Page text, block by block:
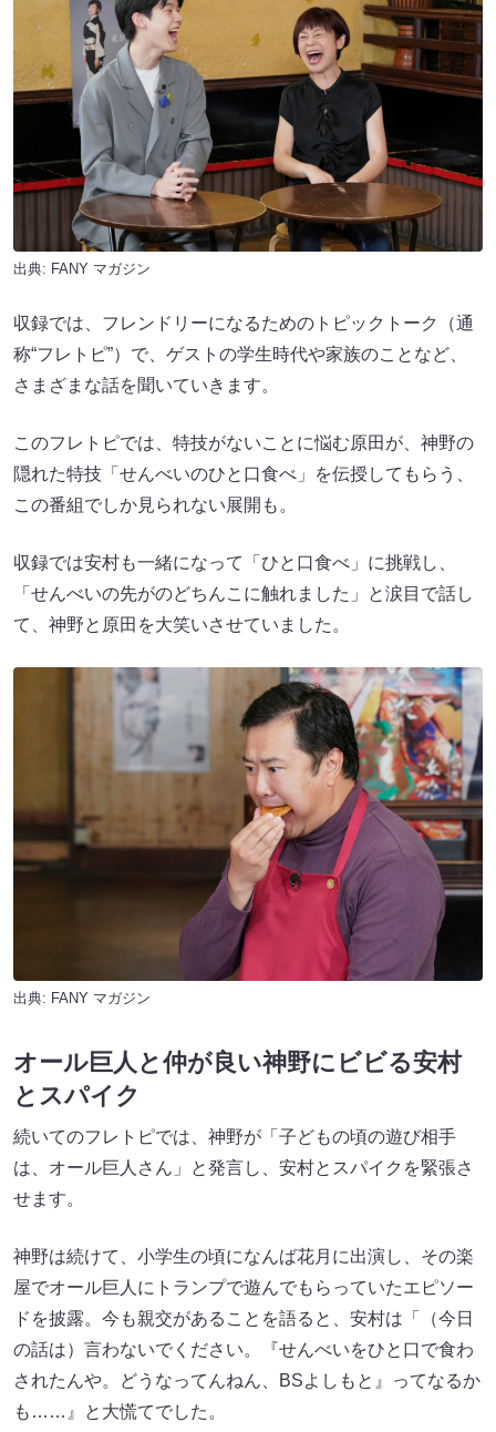
出典: FANY マガジン
収録では、フレンドリーになるためのトピックトーク（通
称“フレトピ”）で、ゲストの学生時代や家族のことなど、
さまざまな話を聞いていきます。
このフレトピでは、特技がないことに悩む原田が、神野の
隠れた特技「せんべいのひと口食べ」を伝授してもらう、
この番組でしか見られない展開も。
収録では安村も一緒になって「ひと口食べ」に挑戦し、
「せんべいの先がのどちんこに触れました」と涙目で話し
て、神野と原田を大笑いさせていました。
出典: FANY マガジン
オール巨人と仲が良い神野にビビる安村
とスパイク
続いてのフレトピでは、神野が「子どもの頃の遊び相手
は、オール巨人さん」と発言し、安村とスパイクを緊張さ
せます。
神野は続けて、小学生の頃になんば花月に出演し、その楽
屋でオール巨人にトランプで遊んでもらっていたエピソー
ドを披露。今も親交があることを語ると、安村は「（今日
の話は）言わないでください。『せんべいをひと口で食わ
されたんや。どうなってんねん、BSよしもと』ってなるか
も……』と大慌てでした。